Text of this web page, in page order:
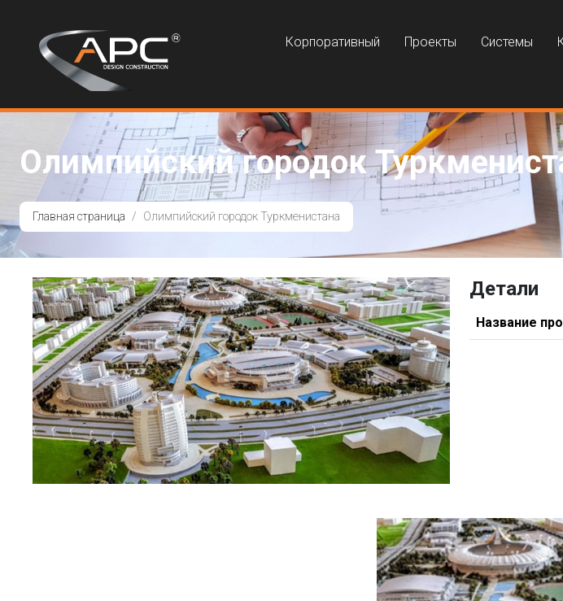
Корпоративный Проекты Системы
Олимпийский городок
Главная страница Олимпийский городок Туркменистана
Детали
Название